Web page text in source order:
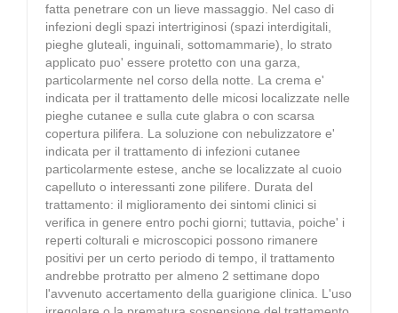
fatta penetrare con un lieve massaggio. Nel caso di
infezioni degli spazi intertriginosi (spazi interdigitali,
pieghe gluteali, inguinali, sottomammarie), lo strato
applicato puo' essere protetto con una garza,
particolarmente nel corso della notte. La crema e'
indicata per il trattamento delle micosi localizzate nelle
pieghe cutanee e sulla cute glabra o con scarsa
copertura pilifera. La soluzione con nebulizzatore e'
indicata per il trattamento di infezioni cutanee
particolarmente estese, anche se localizzate al cuoio
capelluto o interessanti zone pilifere. Durata del
trattamento: il miglioramento dei sintomi clinici si
verifica in genere entro pochi giorni; tuttavia, poiche' i
reperti colturali e microscopici possono rimanere
positivi per un certo periodo di tempo, il trattamento
andrebbe protratto per almeno 2 settimane dopo
l'avvenuto accertamento della guarigione clinica. L'uso